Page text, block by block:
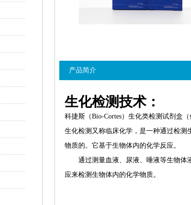
产品简介
生化检测技术：
科捷斯（Bio-Cortes）生化类检测试剂盒
生化检测又称临床化学，是一种通过检
物质的。它基于生物体内的化学反应。
通过测量血液、尿液、唾液等生物体
应来检测生物体内的化学物质。